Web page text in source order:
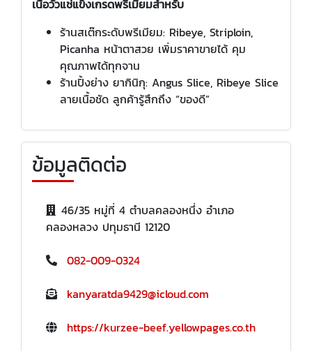
เนื้อวัวแช่แข็งเกรดพรีเมี่ยมสำหรับ
ร้านสเต๊กระดับพรีเมียม: Ribeye, Striploin,
Picanha หน้าตาสวย เพิ่มราคาขายได้ คุม
คุณภาพได้ทุกจาน
ร้านปิ้งย่าง ยากินิกุ: Angus Slice, Ribeye Slice
ลายเนื้อชัด ลูกค้ารู้สึกถึง “ของดี”
ข้อมูลติดต่อ
46/35 หมู่ที่ 4 ตำบลคลองหนึ่ง อำเภอ
คลองหลวง ปทุมธานี 12120
082-009-0324
kanyaratda9429@icloud.com
https://kurzee-beef.yellowpages.co.th